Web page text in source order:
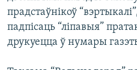
прадстаўнікоў
падпісаць “ліпавыя”
друкуецца ў нумары